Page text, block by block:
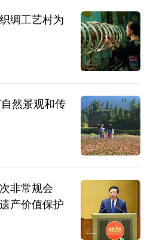
绸工艺村为
然景观和传
非常规会
产价值保护